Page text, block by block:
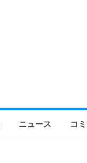
ニュース コ